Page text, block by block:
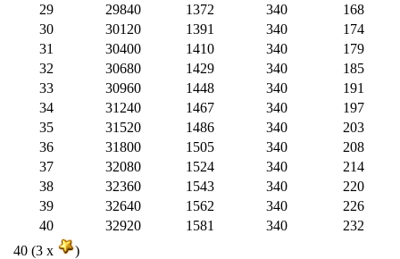
29
29840 1372 340
168
30
30120 1391 340
174
31
30400 1410 340
179
32
30680 1429 340
185
33
30960 1448 340
191
34
31240 1467 340
197
35
31520 1486 340
203
36
31800 1505 340
208
37
32080 1524 340
214
38
32360 1543 340
220
39
32640 1562 340
226
40
32920 1581 340
232
40 (3 x
)